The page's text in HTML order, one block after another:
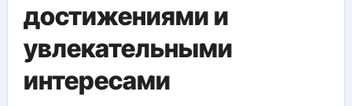
достижениями и
увлекательными
интересами